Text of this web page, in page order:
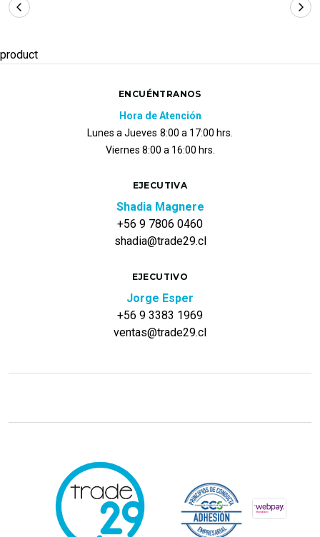
product
ENCUÉNTRANOS
Hora de Atención
Lunes a Jueves 8:00 a 17:00 hrs.
Viernes 8:00 a 16:00 hrs.
EJECUTIVA
Shadia Magnere
+56 9 7806 0460
shadia@trade29.cl
EJECUTIVO
Jorge Esper
+56 9 3383 1969
ventas@trade29.cl